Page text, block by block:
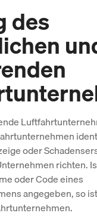
des
oder
richten.
oder Code eines
angegeben, so